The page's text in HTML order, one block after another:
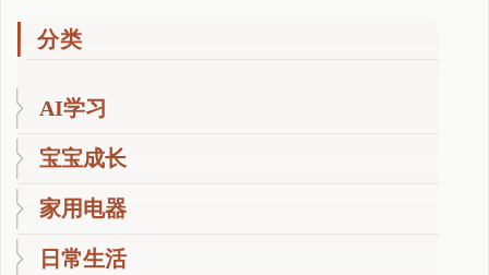
分类
AI学习
宝宝成长
家用电器
日常生活